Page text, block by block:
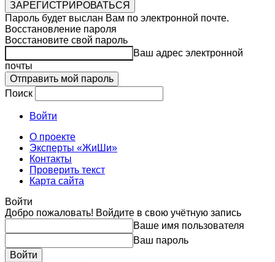
Пароль будет выслан Вам по электронной почте.
Восстановление пароля
Восстановите свой пароль
Ваш адрес электронной
почты
Поиск
Войти
О проекте
Эксперты «ЖиШи»
Контакты
Проверить текст
Карта сайта
Войти
Добро пожаловать! Войдите в свою учётную запись
Ваше имя пользователя
Ваш пароль